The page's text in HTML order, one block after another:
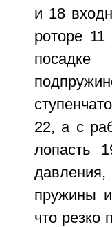
и 18
роторе
посадке
22, а с
лопасть
пружины
что резко